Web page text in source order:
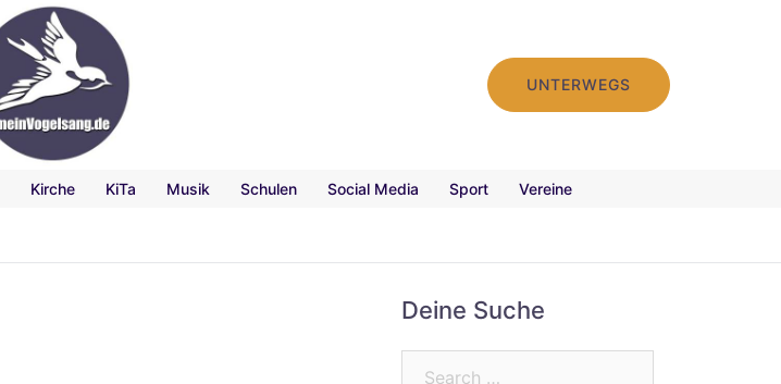
UNTERWEGS
Kirche KiTa Musik Schulen Social Media Sport Vereine
Deine Suche